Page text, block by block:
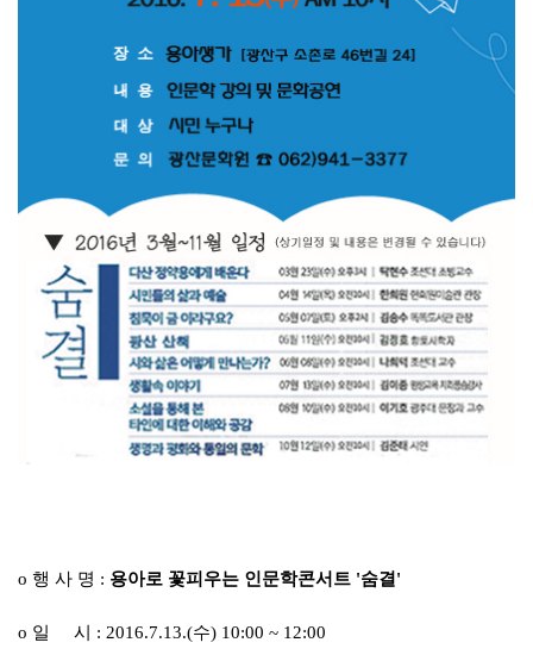
o 행 사 명 : 용아로 꽃피우는 인문학콘서트 '숨결'
o 일 시 : 2016.7.13.(수) 10:00 ~ 12:00